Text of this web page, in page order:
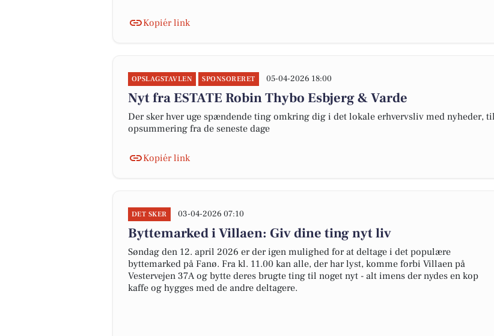
Kopiér link
OPSLAGSTAVLEN SPONSORERET 05-04-2026 18:00
Nyt fra ESTATE Robin Thybo Esbjerg & Varde
Der sker hver uge spændende ting omkring dig i det lokale erhvervsliv med nyheder,
opsummering fra de seneste dage
Kopiér link
DET SKER 03-04-2026 07:10
Byttemarked i Villaen: Giv dine ting nyt liv
Søndag den 12. april 2026 er der igen mulighed for at deltage i det populære
byttemarked på Fanø. Fra kl. 11.00 kan alle, der har lyst, komme forbi Villaen på
Vestervejen 37A og bytte deres brugte ting til noget nyt - alt imens der nydes en kop
kaffe og hygges med de andre deltagere.